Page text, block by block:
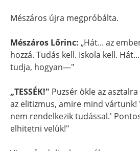
Mészáros újra megpróbálta.
Mészáros Lőrinc: „Hát... az
hozzá. Tudás kell. Iskola kell.
tudja, hogyan—"
„TESSÉK!" Puzsér ökle az
az elitizmus, amire mind vártunk!
nem rendelkezik tudással.'
elhitetni velük!"